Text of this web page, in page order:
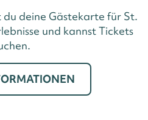
deine Gästekarte für St.
und kannst Tickets